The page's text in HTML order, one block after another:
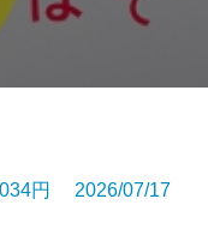
円 2026/07/17